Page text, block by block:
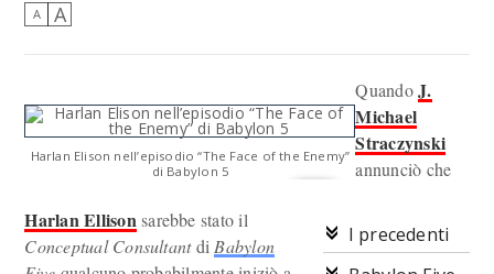
A A
Harlan Elison nell’episodio “The Face of the Enemy”
di Babylon 5
I precedenti
QuandoJ.
Michael
Straczynski
annunciò che
Harlan Ellison sarebbe stato il
Conceptual Consultantdi Babylon